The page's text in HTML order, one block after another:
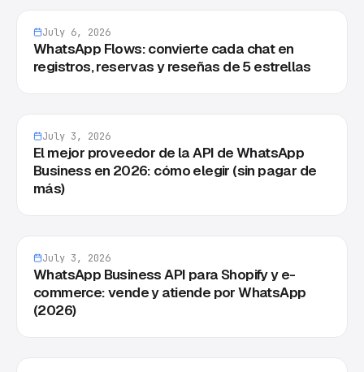
July 6, 2026
WhatsApp Flows: convierte cada chat en
registros, reservas y reseñas de 5 estrellas
July 3, 2026
El mejor proveedor de la API de WhatsApp
Business en 2026: cómo elegir (sin pagar de
más)
July 3, 2026
WhatsApp Business API para Shopify y e-
commerce: vende y atiende por WhatsApp
(2026)